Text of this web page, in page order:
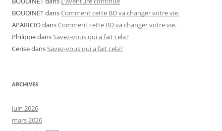
BOUDINETdansComment cette BD va changer votre vie.
APARICIOdansComment cette BD va changer votre vie.
PhilippedansSavez-vous qui a fait cela?
CerisedansSavez-vous qui a fait cela?
ARCHIVES
juin 2026
mars 2026